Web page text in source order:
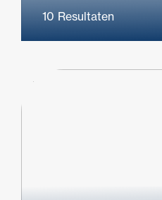
10 Resultaten